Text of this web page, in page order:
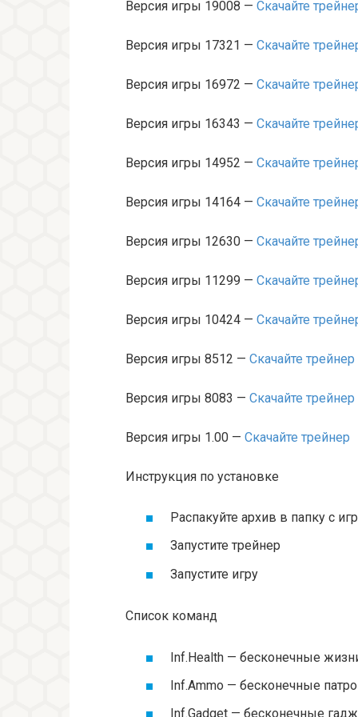
Версия игры 19008 — Скачайте
Версия игры 17321 — Скачайте
Версия игры 16972 — Скачайте
Версия игры 16343 — Скачайте
Версия игры 14952 — Скачайте
Версия игры 14164 — Скачайте
Версия игры 12630 — Скачайте
Версия игры 11299 — Скачайте
Версия игры 10424 — Скачайте
Версия игры 8512 — Скачайте трейнер
Версия игры 8083 — Скачайте трейнер
Версия игры 1.00 — Скачайте трейнер
Инструкция по установке
Распакуйте архив в папку с
Запустите трейнер
Запустите игру
Список команд
Inf.Health — бесконечные
Inf.Ammo — бесконечные
Inf.Gadget — бесконечные